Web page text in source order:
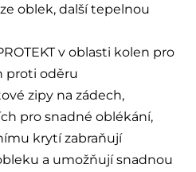
oblek, další tepelnou
v oblasti kolen pro
proti oděru
zipy na zádech,
pro snadné oblékání,
krytí zabraňují
a umožňují snadnou